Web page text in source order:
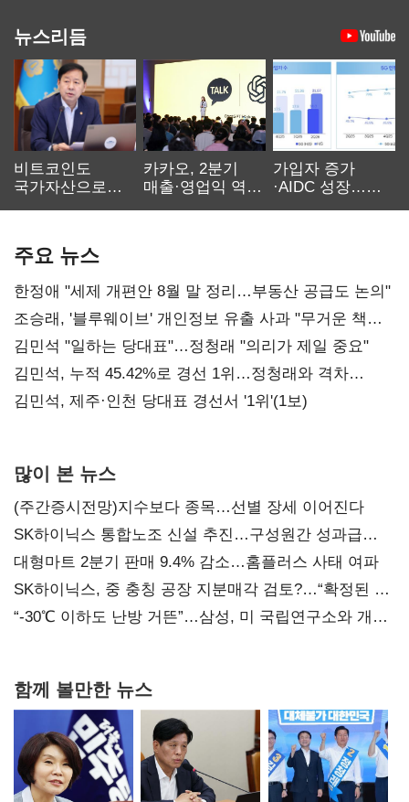
뉴스리듬
비트코인도
국가자산으로…'
카카오, 2분기
매출·영업익 역대
가입자 증가
·AIDC 성장…
주요 뉴스
한정애 "세제 개편안 8월 말 정리…부동산 공급도 논의"
조승래, '블루웨이브' 개인정보 유출 사과 "무거운 책임
통감"
김민석 "일하는 당대표"…정청래 "의리가 제일 중요"
김민석, 누적 45.42%로 경선 1위…정청래와 격차
0.86%p(2보)
김민석, 제주·인천 당대표 경선서 '1위'(1보)
많이 본 뉴스
(주간증시전망)지수보다 종목…선별 장세 이어진다
SK하이닉스 통합노조 신설 추진…구성원간 성과급
불만 확산
대형마트 2분기 판매 9.4% 감소…홈플러스 사태 여파
SK하이닉스, 중 충칭 공장 지분매각 검토?…“확정된 바
없어”
“-30℃ 이하도 난방 거뜬”…삼성, 미 국립연구소와 개발
함께 볼만한 뉴스